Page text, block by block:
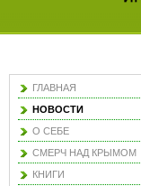
ГЛАВНАЯ
НОВОСТИ
О СЕБЕ
СМЕРЧ НАД КРЫМОМ
КНИГИ